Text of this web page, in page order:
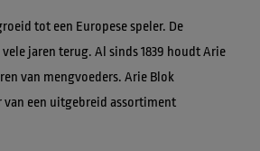
tot een Europese speler. De
jaren terug. Al sinds 1839 houdt Arie
van mengvoeders. Arie Blok
een uitgebreid assortiment